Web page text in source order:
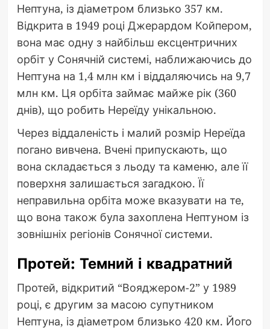
Нептуна, із діаметром близько 357 км.
Відкрита в 1949 році Джерардом Койпером,
вона має одну з найбільш ексцентричних
орбіт у Сонячній системі, наближаючись до
Нептуна на 1,4 млн км і віддаляючись на 9,7
млн км. Ця орбіта займає майже рік (360
днів), що робить Нереїду унікальною.
Через віддаленість і малий розмір Нереїда
погано вивчена. Вчені припускають, що
вона складається з льоду та каменю, але її
поверхня залишається загадкою. Її
неправильна орбіта може вказувати на те,
що вона також була захоплена Нептуном із
зовнішніх регіонів Сонячної системи.
Протей: Темний і квадратний
Протей, відкритий “Вояджером-2” у 1989
році, є другим за масою супутником
Нептуна, із діаметром близько 420 км. Його